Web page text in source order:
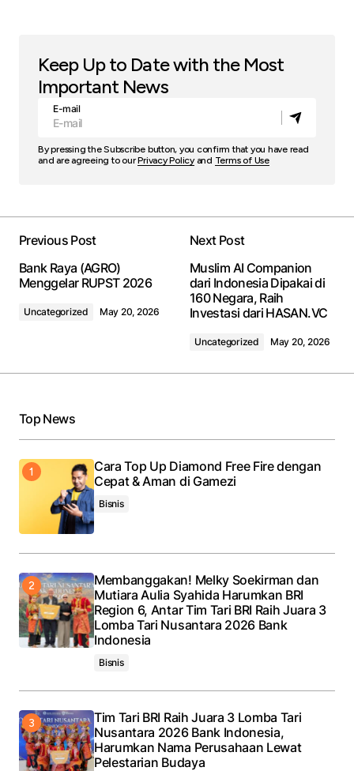
Keep Up to Date with the Most
Important News
E-mail
By pressing the Subscribe button, you confirm that you have read
and are agreeing to ourPrivacy Policyand Terms of Use
Previous Post
Bank Raya (AGRO)
Menggelar RUPST 2026
Uncategorized May 20, 2026
Next Post
Muslim AI Companion
dari Indonesia Dipakai di
160 Negara, Raih
Investasi dari HASAN.VC
Uncategorized May 20, 2026
Top News
Cara Top Up Diamond Free Fire dengan
Cepat & Aman di Gamezi
Bisnis
Membanggakan! Melky Soekirman dan
Mutiara Aulia Syahida Harumkan BRI
Region 6, Antar Tim Tari BRI Raih Juara 3
Lomba Tari Nusantara 2026 Bank
Indonesia
Bisnis
Tim Tari BRI Raih Juara 3 Lomba Tari
Nusantara 2026 Bank Indonesia,
Harumkan Nama Perusahaan Lewat
Pelestarian Budaya